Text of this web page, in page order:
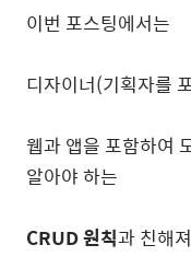
이번 포스팅에서는
디자이너(기획자를
웹과 앱을 포함하여
알아야 하는
CRUD 원칙과 친해